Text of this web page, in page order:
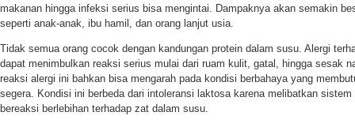
makanan hingga infeksi serius bisa mengintai. Dampaknya akan semakin
seperti anak-anak, ibu hamil, dan orang lanjut usia.
Tidak semua orang cocok dengan kandungan protein dalam susu. Alergi
dapat menimbulkan reaksi serius mulai dari ruam kulit, gatal, hingga sesak
reaksi alergi ini bahkan bisa mengarah pada kondisi berbahaya yang
segera. Kondisi ini berbeda dari intoleransi laktosa karena melibatkan
bereaksi berlebihan terhadap zat dalam susu.